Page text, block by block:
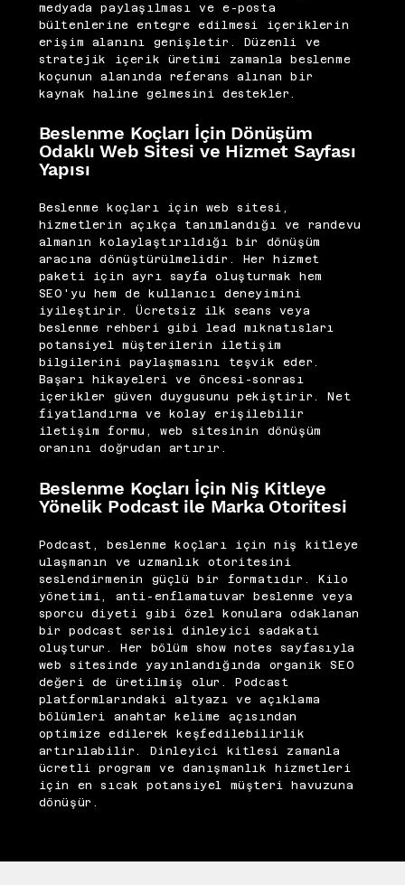
medyada paylaşılması ve e-posta
bültenlerine entegre edilmesi içeriklerin
erişim alanını genişletir. Düzenli ve
stratejik içerik üretimi zamanla beslenme
koçunun alanında referans alınan bir
kaynak haline gelmesini destekler.
Beslenme Koçları İçin Dönüşüm
Odaklı Web Sitesi ve Hizmet Sayfası
Yapısı
Beslenme koçları için web sitesi,
hizmetlerin açıkça tanımlandığı ve randevu
almanın kolaylaştırıldığı bir dönüşüm
aracına dönüştürülmelidir. Her hizmet
paketi için ayrı sayfa oluşturmak hem
SEO'yu hem de kullanıcı deneyimini
iyileştirir. Ücretsiz ilk seans veya
beslenme rehberi gibi lead mıknatısları
potansiyel müşterilerin iletişim
bilgilerini paylaşmasını teşvik eder.
Başarı hikayeleri ve öncesi-sonrası
içerikler güven duygusunu pekiştirir. Net
fiyatlandırma ve kolay erişilebilir
iletişim formu, web sitesinin dönüşüm
oranını doğrudan artırır.
Beslenme Koçları İçin Niş Kitleye
Yönelik Podcast ile Marka Otoritesi
Podcast, beslenme koçları için niş kitleye
ulaşmanın ve uzmanlık otoritesini
seslendirmenin güçlü bir formatıdır. Kilo
yönetimi, anti-enflamatuvar beslenme veya
sporcu diyeti gibi özel konulara odaklanan
bir podcast serisi dinleyici sadakati
oluşturur. Her bölüm show notes sayfasıyla
web sitesinde yayınlandığında organik SEO
değeri de üretilmiş olur. Podcast
platformlarındaki altyazı ve açıklama
bölümleri anahtar kelime açısından
optimize edilerek keşfedilebilirlik
artırılabilir. Dinleyici kitlesi zamanla
ücretli program ve danışmanlık hizmetleri
için en sıcak potansiyel müşteri havuzuna
dönüşür.